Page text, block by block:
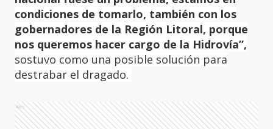
condiciones de tomarlo, también con los
gobernadores de la Región Litoral, porque
nos queremos hacer cargo de la Hidrovía”,
sostuvo como una posible solución para
destrabar el dragado.
Ads